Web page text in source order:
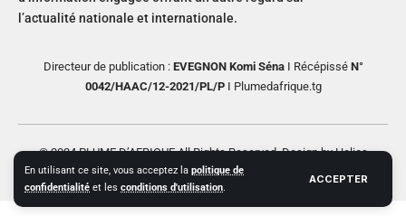
En utilisant ce site, vous acceptez la politique de
confidentialité et les conditions d'utilisation.
ACCEPTER
l’actualité nationale et internationale.
Directeur de publication : EVEGNON Komi SénaI RécépisséN°
0042/HAAC/12-2021/PL/PI Plumedafrique.tg
© 2024 PLUME D’AFRIQUE All Rights Reserved. Design by Helios
Creative